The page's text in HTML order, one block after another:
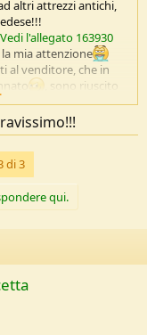
altri attrezzi antichi,
Vedi l'allegato 163930
mia attenzione
al venditore, che in
, sono riuscito
euro!!!!
su come l'avrei
figli piccoli e lavoro,
a questa settimana
l'ora di tornare a
sorellona Husqy
di 3
qui.